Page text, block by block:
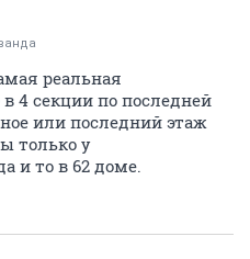
реальная
4 секции по последней
или последний этаж
только у
и то в 62 доме.